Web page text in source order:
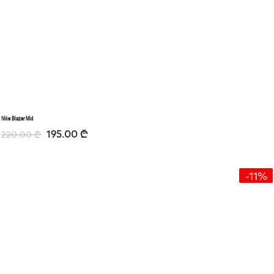
Nike Blazer Mid
220.00₾ 195.00 ₾
-11%